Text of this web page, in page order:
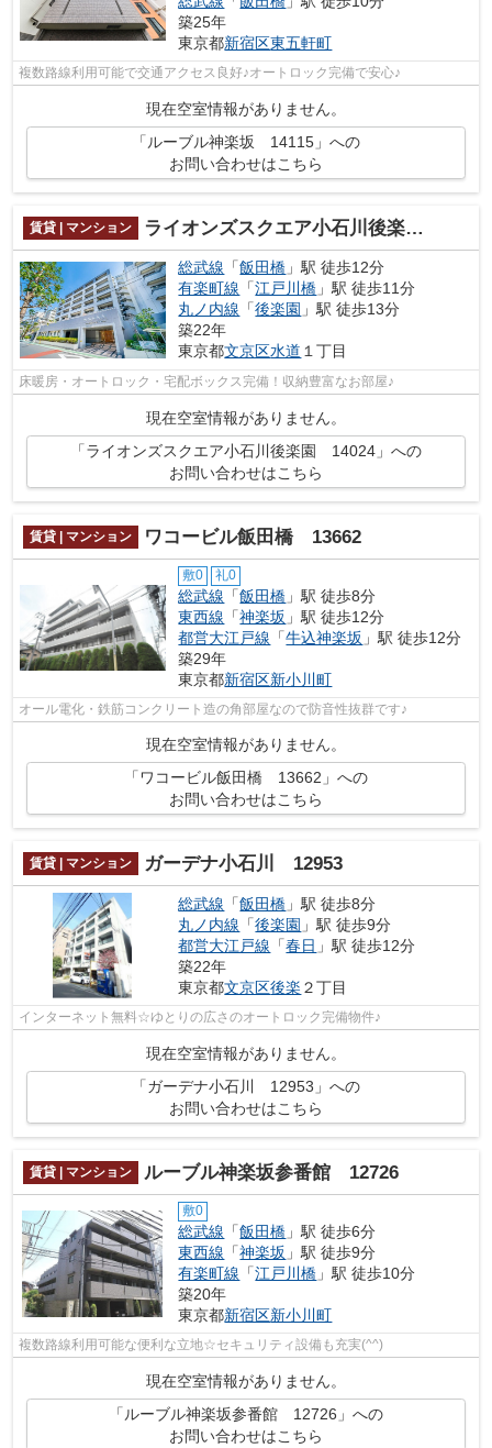
築25年
東京都新宿区東五軒町
複数路線利用可能で交通アクセス良好♪オートロック完備で安心♪
現在空室情報がありません。
「ルーブル神楽坂 14115」への
お問い合わせはこちら
賃貸 | マンション ライオンズスクエア小石川後楽園 14024
総武線 「飯田橋 」駅 徒歩12分
有楽町線 「江戸川橋 」駅 徒歩11分
丸ノ内線 「後楽園 」駅 徒歩13分
築22年
東京都文京区水道 １丁目
床暖房・オートロック・宅配ボックス完備！収納豊富なお部屋♪
現在空室情報がありません。
「ライオンズスクエア小石川後楽園 14024」への
お問い合わせはこちら
賃貸 | マンション ワコービル飯田橋 13662
敷0 礼0
総武線 「飯田橋 」駅 徒歩8分
東西線 「神楽坂 」駅 徒歩12分
都営大江戸線 「牛込神楽坂 」駅 徒歩12分
築29年
東京都新宿区新小川町
オール電化・鉄筋コンクリート造の角部屋なので防音性抜群です♪
現在空室情報がありません。
「ワコービル飯田橋 13662」への
お問い合わせはこちら
賃貸 | マンション ガーデナ小石川 12953
総武線 「飯田橋 」駅 徒歩8分
丸ノ内線 「後楽園 」駅 徒歩9分
都営大江戸線 「春日 」駅 徒歩12分
築22年
東京都文京区後楽 ２丁目
インターネット無料☆ゆとりの広さのオートロック完備物件♪
現在空室情報がありません。
「ガーデナ小石川 12953」への
お問い合わせはこちら
賃貸 | マンション ルーブル神楽坂参番館 12726
敷0
総武線 「飯田橋 」駅 徒歩6分
東西線 「神楽坂 」駅 徒歩9分
有楽町線 「江戸川橋 」駅 徒歩10分
築20年
東京都新宿区新小川町
複数路線利用可能な便利な立地☆セキュリティ設備も充実(^^)
現在空室情報がありません。
「ルーブル神楽坂参番館 12726」への
お問い合わせはこちら